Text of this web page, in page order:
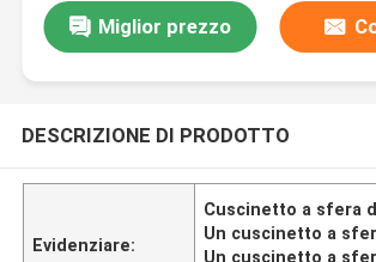
Miglior prezzo
DESCRIZIONE DI PRODOTTO
Evidenziare:
Cuscinetto a sfera
Un cuscinetto a
Un cuscinetto a